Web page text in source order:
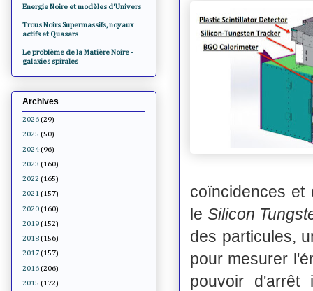
coïncidences et
le Silicon
des particules,
pour mesurer
pouvoir
Energie Noire et modèles d'Univers
Trous Noirs Supermassifs, noyaux
actifs et Quasars
Le problème de la Matière Noire -
galaxies spirales
Archives
2026 (29)
2025 (50)
2024 (96)
2023 (160)
2022 (165)
2021 (157)
2020 (160)
2019 (152)
2018 (156)
2017 (157)
2016 (206)
2015 (172)